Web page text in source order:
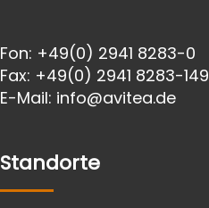
Fon: +49(0) 2941 8283-0
Fax: +49(0) 2941 8283-149
E-Mail: info@avitea.de
Standorte